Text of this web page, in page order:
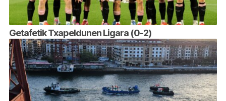
Getafetik Txapeldunen Ligara (0-2)